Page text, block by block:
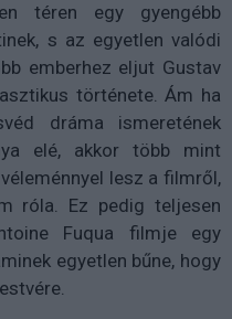
téren egy gyengébb
s az egyetlen valódi
emberhez eljut Gustav
története. Ám ha
dráma ismeretének
elé, akkor több mint
lesz a filmről,
róla. Ez pedig teljesen
Fuqua filmje egy
egyetlen bűne, hogy